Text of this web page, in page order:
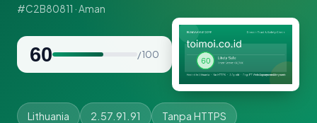
#C2B80811 · Aman
60 / 100
Lithuania 2.57.91.91 Tanpa HTTPS